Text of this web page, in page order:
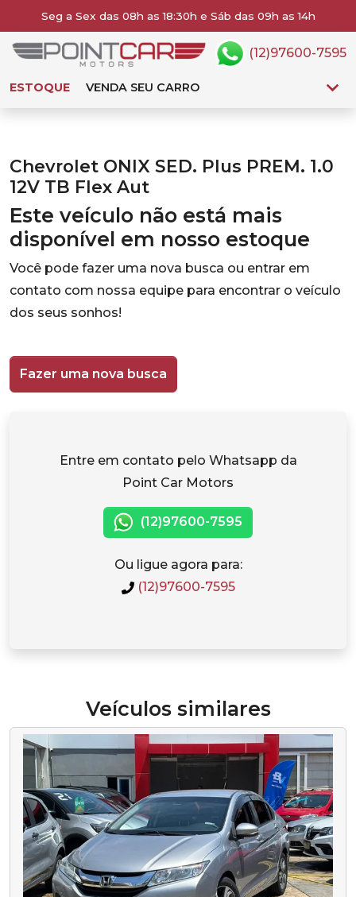
Seg a Sex das 08h as 18:30h e Sáb das 09h as 14h
ESTOQUE VENDA SEU CARRO
(12)97600-7595
Chevrolet ONIX SED. Plus PREM. 1.0
12V TB Flex Aut
Este veículo não está mais
disponível em nosso estoque
Você pode fazer uma nova busca ou entrar em
contato com nossa equipe para encontrar o veículo
dos seus sonhos!
Fazer uma nova busca
Entre em contato pelo Whatsapp da
Point Car Motors
(12)97600-7595
Ou ligue agora para:
(12)97600-7595
Veículos similares